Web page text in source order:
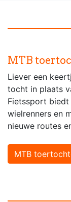
MTB
Liever een
tocht in plaats
Fietssport
wielrenners en
nieuwe routes
MTB